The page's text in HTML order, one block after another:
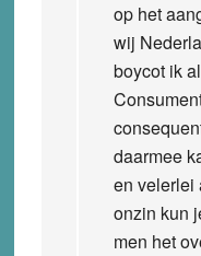
op het
wij
boycot ik
daarmee
en velerlei
onzin kun
men het